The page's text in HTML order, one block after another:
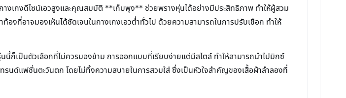
งเกงดีไซน์เอวสูงและคุณสมบัติ **เก็บพุง** ช่วยพรางหุ่นได้อย่างมีประสิทธิภาพ ทำให้ผู้สวม
ที่อาจมองเห็นได้ชัดเจนในกางเกงเอวต่ำทั่วไป ด้วยความสามารถในการปรับเชือก ทำให้
เป็นตัวเลือกที่ไม่ควรมองข้าม การออกแบบที่เรียบง่ายแต่มีสไตล์ ทำให้สามารถนำไปมิกซ์
นด์แฟชั่นตะวันตก โดยไม่ทิ้งความสบายในการสวมใส่ ซึ่งเป็นหัวใจสำคัญของเสื้อผ้าลำลองที่